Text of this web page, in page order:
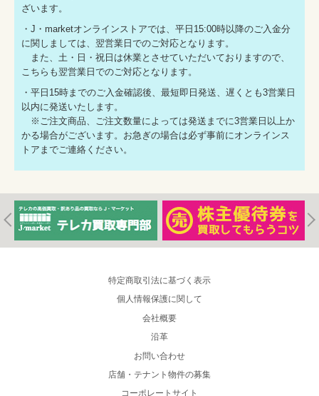
ざいます。
・J・marketオンラインストアでは、平日15:00時以降のご入金分
に関しましては、翌営業日でのご対応となります。
また、土・日・祝日は休業とさせていただいておりますので、
こちらも翌営業日でのご対応となります。
・平日15時までのご入金確認後、最短即日発送、遅くとも3営業日
以内に発送いたします。
※ご注文商品、ご注文数量によっては発送までに3営業日以上か
かる場合がございます。お急ぎの場合は必ず事前にオンラインス
トアまでご連絡ください。
特定商取引法に基づく表示
個人情報保護に関して
会社概要
沿革
お問い合わせ
店舗・テナント物件の募集
コーポレートサイト